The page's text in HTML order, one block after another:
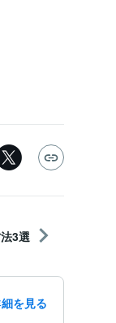
3選
を見る